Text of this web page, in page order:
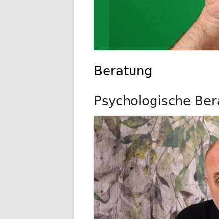
Beratung
Psychologische